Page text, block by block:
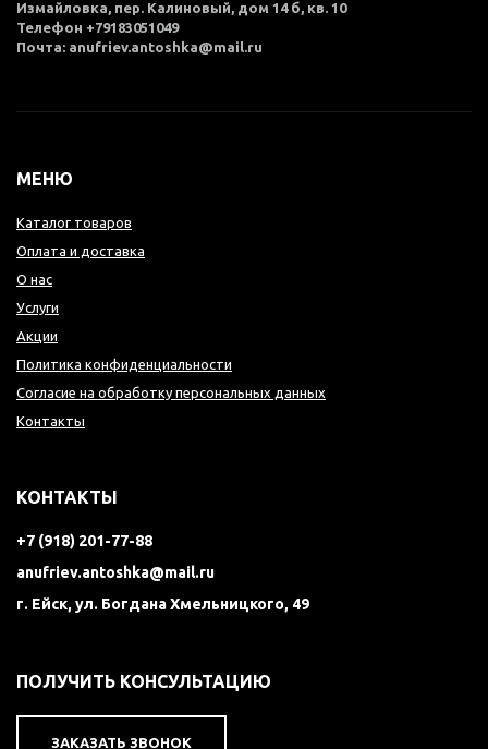
Измайловка, пер. Калиновый, дом 14 б, кв. 10
Телефон +79183051049
Почта: anufriev.antoshka@mail.ru
МЕНЮ
Каталог товаров
Оплата и доставка
О нас
Услуги
Акции
Политика конфиденциальности
Согласие на обработку персональных данных
Контакты
КОНТАКТЫ
+7 (918) 201-77-88
anufriev.antoshka@mail.ru
г. Ейск, ул. Богдана Хмельницкого, 49
ПОЛУЧИТЬ КОНСУЛЬТАЦИЮ
ЗАКАЗАТЬ ЗВОНОК